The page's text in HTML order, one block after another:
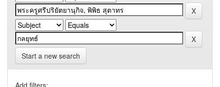
Start a new search
Add filters: